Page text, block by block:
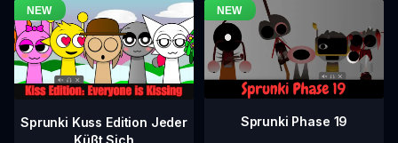
Sprunki Kuss Edition Jeder
Sprunki Phase 19